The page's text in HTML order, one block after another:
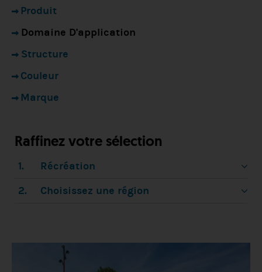
Produit
Domaine D'application
Structure
Couleur
Marque
Raffinez votre sélection
1.
Récréation
2.
Choisissez une région